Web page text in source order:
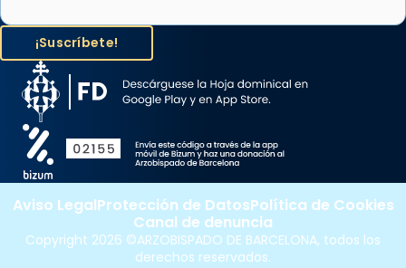
Copyright 2026 ©ARZOBISPADO DE BARCELONA, todos los
derechos reservados.
Aviso LegalProtección de DatosPolítica de Cookies
Canal de denuncia